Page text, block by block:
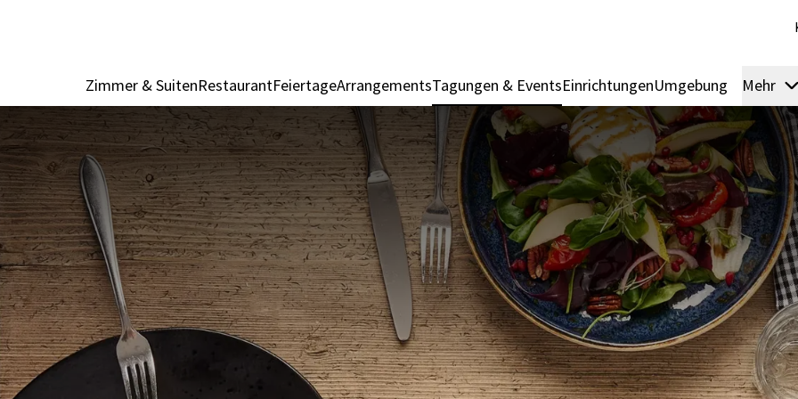
Zimmer & SuitenRestaurantFeiertageArrangementsTagungen & EventsEinrichtungenUmgebung Mehr